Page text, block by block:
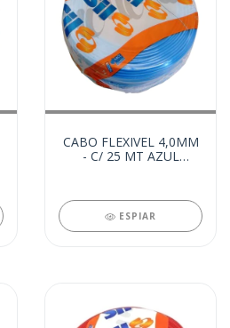
CABO FLEXIVEL 4,0MM
- C/ 25 MT AZUL
ESPIAR